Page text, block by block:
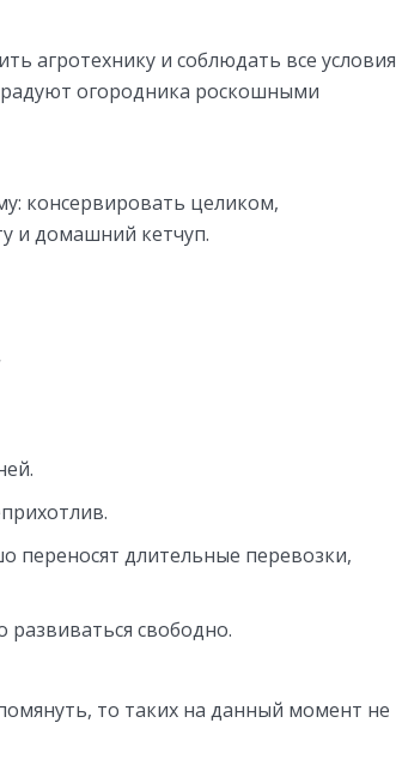
агротехнику и соблюдать все условия
огородника роскошными
консервировать целиком,
и домашний кетчуп.
переносят длительные перевозки,
свободно.
то таких на данный момент не